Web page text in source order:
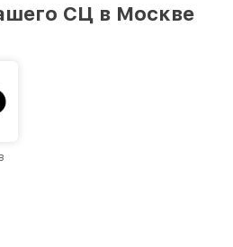
повышая уровень доверия
СЦ в Москве